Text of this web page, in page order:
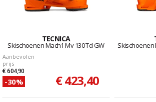
TECNICA
Skischoenen Mach1 Mv 130 Td GW
Aanbevolen
prijs
€ 604,90
-30% € 423,40
Skischoenen